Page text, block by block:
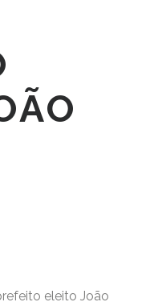
eleito João